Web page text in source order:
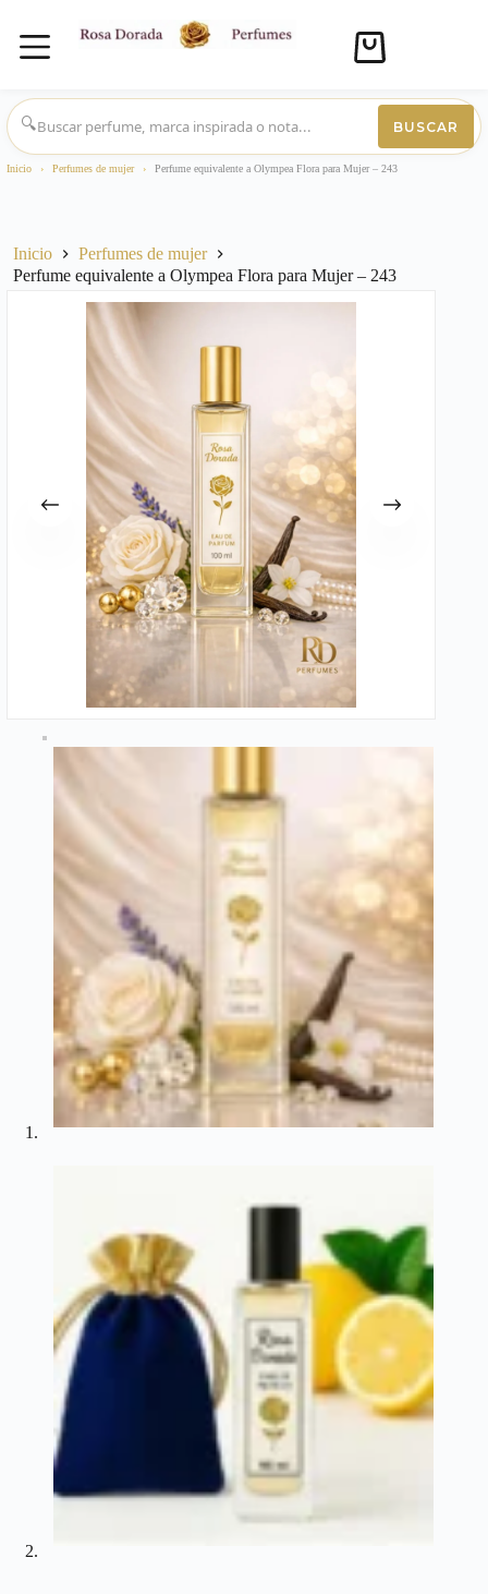
Saltar
al
contenido
Carro
compra
🔍
BUSCAR
Inicio › Perfumes de mujer › Perfume equivalente a Olympea Flora para Mujer – 243
Inicio
Perfumes de mujer
Perfume equivalente a Olympea Flora para Mujer – 243